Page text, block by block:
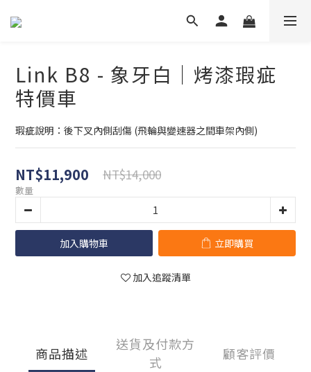
Link B8 - 象牙白｜烤漆瑕疵
特價車
瑕疵說明：後下叉內側刮傷 (飛輪與變速器之間車架內側)
NT$11,900 NT$14,000
數量
加入購物車 立即購買
加入追蹤清單
商品描述
送貨及付款方
式
顧客評價